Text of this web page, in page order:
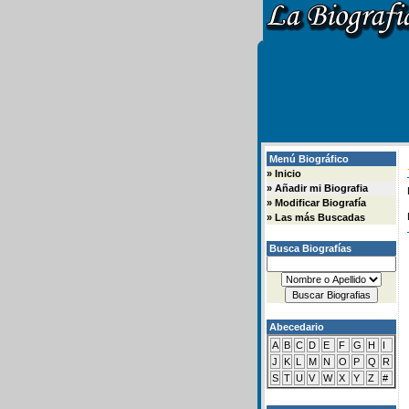
Menú Biográfico
» Inicio
» Añadir mi Biografia
» Modificar Biografía
» Las más Buscadas
Busca Biografías
Abecedario
A B C D E F G H
I
J
K L M N O P Q
R
S T U V W X Y Z #